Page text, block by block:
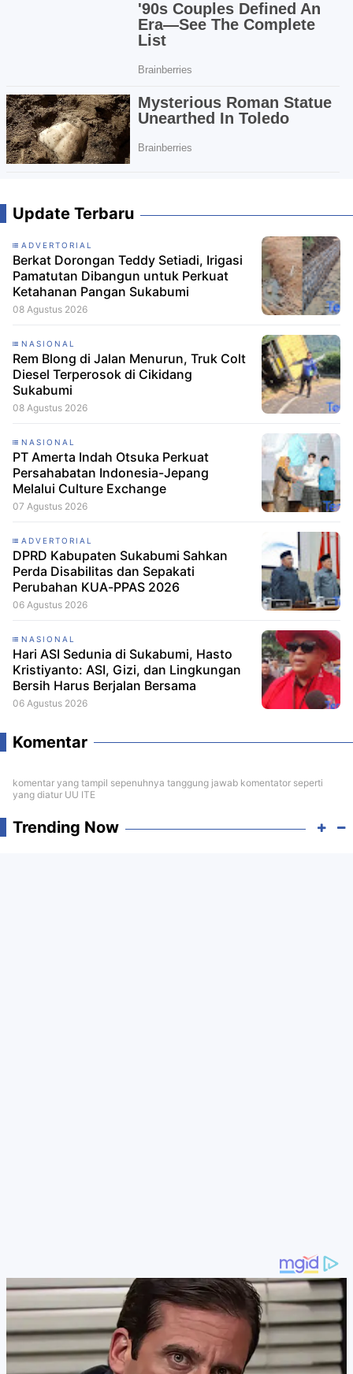
Update Terbaru
ADVERTORIAL
Berkat Dorongan Teddy Setiadi, Irigasi
Pamatutan Dibangun untuk Perkuat
Ketahanan Pangan Sukabumi
08 Agustus 2026
NASIONAL
Rem Blong di Jalan Menurun, Truk Colt
Diesel Terperosok di Cikidang
Sukabumi
08 Agustus 2026
NASIONAL
PT Amerta Indah Otsuka Perkuat
Persahabatan Indonesia-Jepang
Melalui Culture Exchange
07 Agustus 2026
ADVERTORIAL
DPRD Kabupaten Sukabumi Sahkan
Perda Disabilitas dan Sepakati
Perubahan KUA-PPAS 2026
06 Agustus 2026
NASIONAL
Hari ASI Sedunia di Sukabumi, Hasto
Kristiyanto: ASI, Gizi, dan Lingkungan
Bersih Harus Berjalan Bersama
06 Agustus 2026
Komentar
komentar yang tampil sepenuhnya tanggung jawab komentator seperti
yang diatur UU ITE
Trending Now